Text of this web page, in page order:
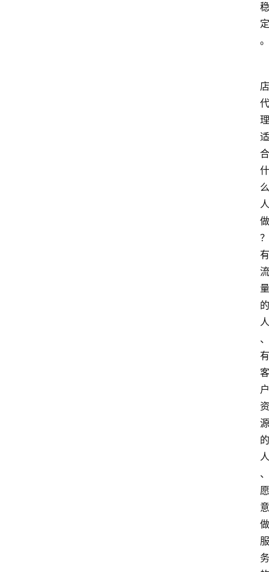
稳
定
。
店
代
理
适
合
什
么
人
做
？
有
流
量
的
人
、
有
客
户
资
源
的
人
、
愿
意
做
服
务